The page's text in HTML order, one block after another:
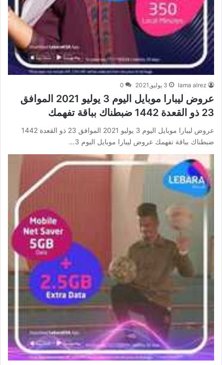
lama alrez 3 يوليو,2021 0
عروض ليبارا موبايل اليوم 3 يوليو 2021 الموافق
23 ذو القعدة 1442 ضبطناك بباقة تفهمك
عروض ليبارا موبايل اليوم 3 يوليو 2021 الموافق 23 ذو القعدة 1442
ضبطناك بباقة تفهمك عروض ليبارا موبايل اليوم 3…